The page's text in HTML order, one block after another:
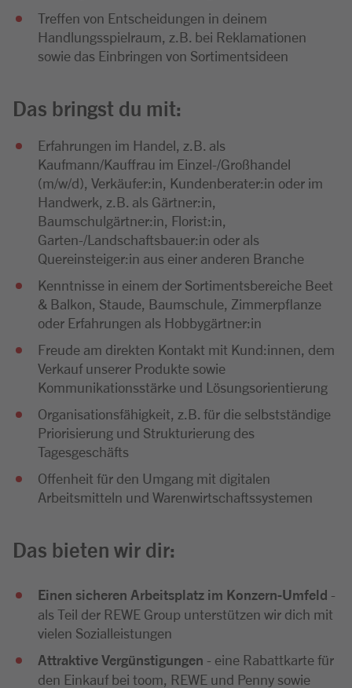
Treffen von Entscheidungen in deinem
Handlungsspielraum, z.B. bei Reklamationen
sowie das Einbringen von Sortimentsideen
Das bringst du mit:
Erfahrungen im Handel, z.B. als
Kaufmann/Kauffrau im Einzel-/Großhandel
(m/w/d), Verkäufer:in, Kundenberater:in oder im
Handwerk, z.B. als Gärtner:in,
Baumschulgärtner:in, Florist:in,
Garten-/Landschaftsbauer:in oder als
Quereinsteiger:in aus einer anderen Branche
Kenntnisse in einem der Sortimentsbereiche Beet
& Balkon, Staude, Baumschule, Zimmerpflanze
oder Erfahrungen als Hobbygärtner:in
Freude am direkten Kontakt mit Kund:innen, dem
Verkauf unserer Produkte sowie
Kommunikationsstärke und Lösungsorientierung
Organisationsfähigkeit, z.B. für die selbstständige
Priorisierung und Strukturierung des
Tagesgeschäfts
Offenheit für den Umgang mit digitalen
Arbeitsmitteln und Warenwirtschaftssystemen
Das bieten wir dir:
Einen sicheren Arbeitsplatz im Konzern-Umfeld -
als Teil der REWE Group unterstützen wir dich mit
vielen Sozialleistungen
Attraktive Vergünstigungen - eine Rabattkarte für
den Einkauf bei toom, REWE und Penny sowie